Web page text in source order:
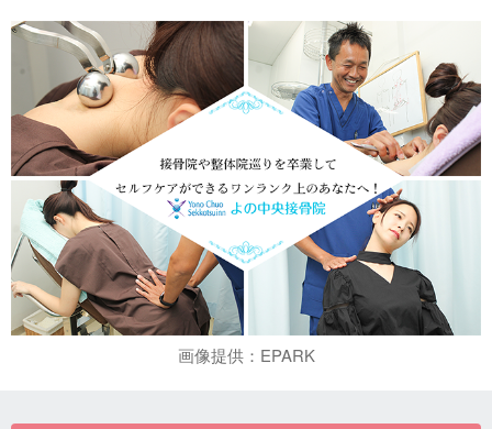
画像提供：EPARK